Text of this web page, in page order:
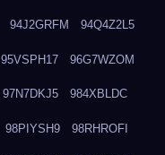
94J2GRFM 94Q4Z2L5
95VSPH17 96G7WZOM
97N7DKJ5 984XBLDC
98PIYSH9 98RHROFI